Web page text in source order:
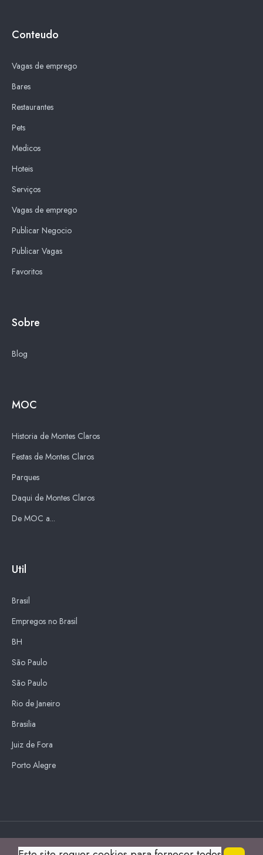
Conteudo
Vagas de emprego
Bares
Restaurantes
Pets
Medicos
Hoteis
Serviços
Vagas de emprego
Publicar Negocio
Publicar Vagas
Favoritos
Sobre
Blog
MOC
Historia de Montes Claros
Festas de Montes Claros
Parques
Daqui de Montes Claros
De MOC a...
Util
Brasil
Empregos no Brasil
BH
São Paulo
São Paulo
Rio de Janeiro
Brasilia
Juiz de Fora
Porto Alegre
Blue Sky